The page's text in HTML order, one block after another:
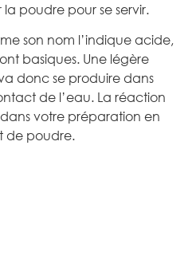
poudre pour se servir.
son nom l’indique acide,
basiques. Une légère
donc se produire dans
de l’eau. La réaction
votre préparation en
de poudre.